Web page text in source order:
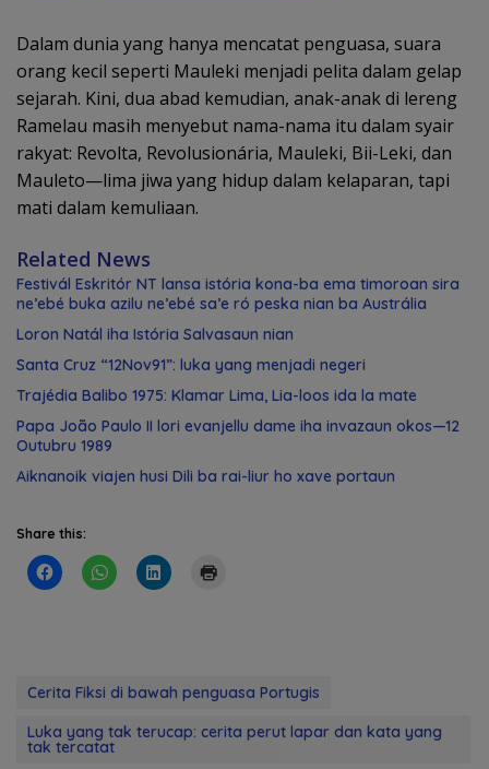
Dalam dunia yang hanya mencatat penguasa, suara
orang kecil seperti Mauleki menjadi pelita dalam gelap
sejarah. Kini, dua abad kemudian, anak-anak di lereng
Ramelau masih menyebut nama-nama itu dalam syair
rakyat: Revolta, Revolusionária, Mauleki, Bii-Leki, dan
Mauleto—lima jiwa yang hidup dalam kelaparan, tapi
mati dalam kemuliaan.
Related News
Festivál Eskritór NT lansa istória kona-ba ema timoroan sira
ne’ebé buka azilu ne’ebé sa’e ró peska nian ba Austrália
Loron Natál iha Istória Salvasaun nian
Santa Cruz “12Nov91”: luka yang menjadi negeri
Trajédia Balibo 1975: Klamar Lima, Lia-loos ida la mate
Papa João Paulo II lori evanjellu dame iha invazaun okos—12
Outubru 1989
Aiknanoik viajen husi Dili ba rai-liur ho xave portaun
Share this:
Cerita Fiksi di bawah penguasa Portugis
Luka yang tak terucap: cerita perut lapar dan kata yang
tak tercatat